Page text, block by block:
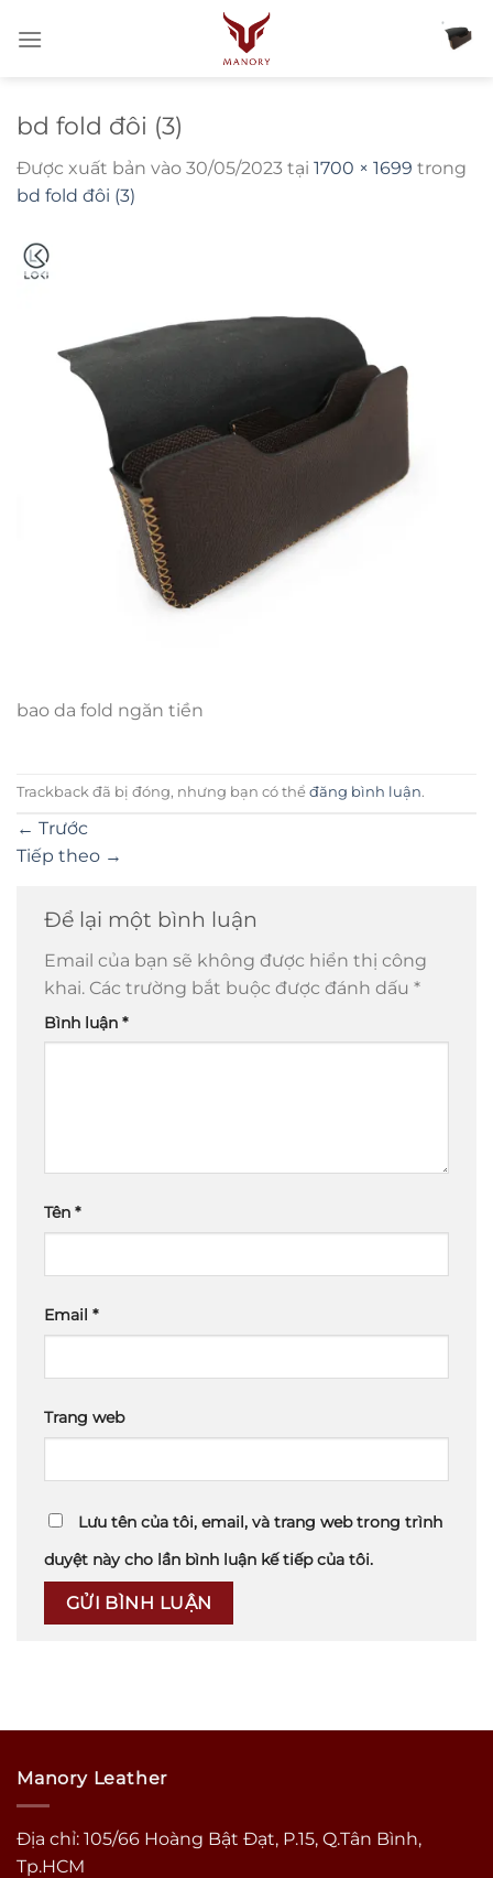
qua
bd fold đôi (3)
Được xuất bản vào 30/05/2023 tại 1700 × 1699 trong
bd fold đôi (3)
bao da fold ngăn tiền
Trackback đã bị đóng, nhưng bạn có thể đăng bình luận.
← Trước
Tiếp theo →
Để lại một bình luận
Email của bạn sẽ không được hiển thị công
khai. Các trường bắt buộc được đánh dấu *
Bình luận *
Tên *
Email *
Trang web
Lưu tên của tôi, email, và trang web trong trình
duyệt này cho lần bình luận kế tiếp của tôi.
Manory Leather
Địa chỉ: 105/66 Hoàng Bật Đạt, P.15, Q.Tân Bình,
Tp.HCM